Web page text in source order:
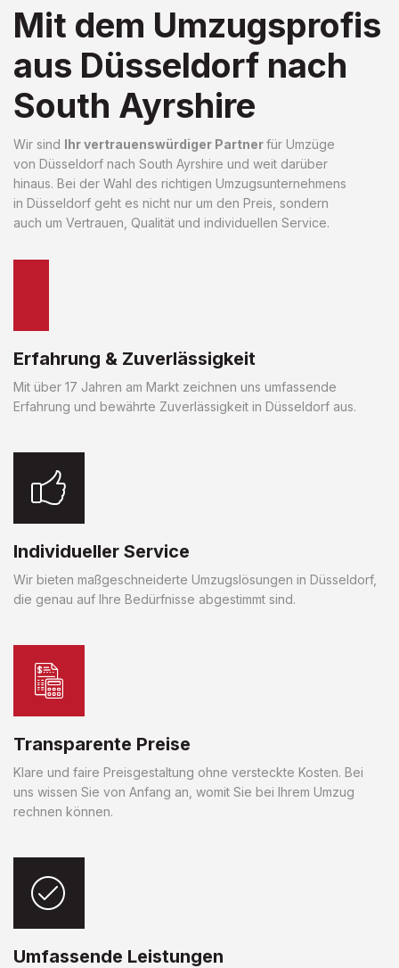
Mit dem Umzugsprofis
aus Düsseldorf nach
South Ayrshire
Wir sind Ihr vertrauenswürdiger Partnerfür Umzüge
von Düsseldorf nach South Ayrshire und weit darüber
hinaus. Bei der Wahl des richtigen Umzugsunternehmens
in Düsseldorf geht es nicht nur um den Preis, sondern
auch um Vertrauen, Qualität und individuellen Service.
Erfahrung & Zuverlässigkeit
Mit über 17 Jahren am Markt zeichnen uns umfassende
Erfahrung und bewährte Zuverlässigkeit in Düsseldorf aus.
Individueller Service
Wir bieten maßgeschneiderte Umzugslösungen in Düsseldorf,
die genau auf Ihre Bedürfnisse abgestimmt sind.
Transparente Preise
Klare und faire Preisgestaltung ohne versteckte Kosten. Bei
uns wissen Sie von Anfang an, womit Sie bei Ihrem Umzug
rechnen können.
Umfassende Leistungen